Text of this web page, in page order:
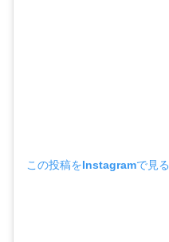
この投稿をInstagramで見る